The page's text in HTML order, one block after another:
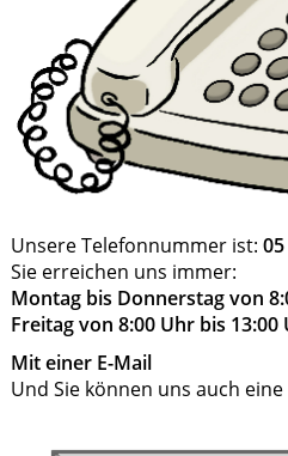
Unsere Telefonnummer ist:
Sie erreichen uns immer:
Montag bis Donnerstag von
Freitag von 8:00 Uhr bis 13:00
Mit einer E-Mail
Und Sie können uns auch eine